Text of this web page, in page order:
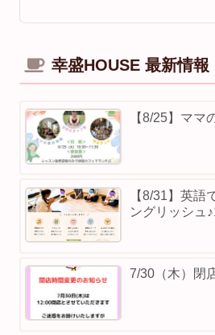
幸盛HOUSE 最新情報
【8/25】ママ
【8/31】英語
ングリッシュ
7/30（木）閉